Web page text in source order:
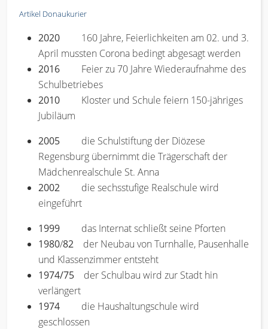
Artikel Donaukurier
2020
160 Jahre, Feierlichkeiten am 02. und 3.
April mussten Corona bedingt abgesagt werden
2016 Feier zu 70 Jahre Wiederaufnahme des
Schulbetriebes
2010 Kloster und Schule feiern 150-jähriges
Jubiläum
2005 die Schulstiftung der Diözese
Regensburg übernimmt die Trägerschaft der
Mädchenrealschule St. Anna
2002 die sechsstufige Realschule wird
eingeführt
1999 das Internat schließt seine Pforten
1980/82 der Neubau von Turnhalle, Pausenhalle
und Klassenzimmer entsteht
1974/75 der Schulbau wird zur Stadt hin
verlängert
1974 die Haushaltungschule wird
geschlossen